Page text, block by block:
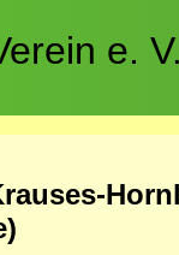
e. V.